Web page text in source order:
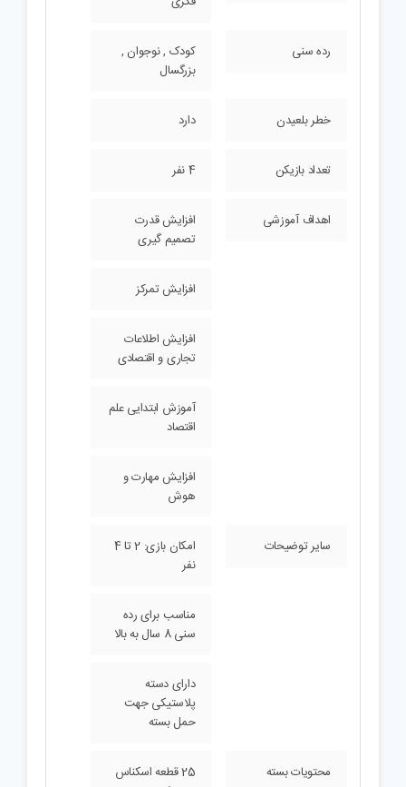
رده سنی
کودک , نوجوان ,
بزرگسال
خطر بلعیدن دارد
تعداد بازیکن 4 نفر
اهداف آموزشی
افزایش قدرت
تصمیم گیری
افزایش تمرکز
افزایش اطلاعات
تجاری و اقتصادی
آموزش ابتدایی علم
اقتصاد
افزایش مهارت و
هوش
سایر توضیحات
امکان بازی: 2 تا 4
نفر
مناسب برای رده
سنی 8 سال به بالا
دارای دسته
پلاستیکی جهت
حمل بسته
محتویات بسته
25 قطعه اسکناس